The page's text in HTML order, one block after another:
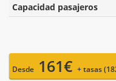
Capacidad pasajeros
Desde 161€ + tasas